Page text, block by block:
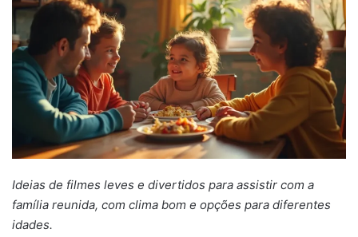
Ideias de filmes leves e divertidos para assistir com a
família reunida, com clima bom e opções para diferentes
idades.